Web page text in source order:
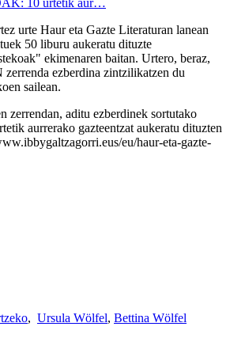
urte Haur eta Gazte Literaturan lanean
50 liburu aukeratu dituzte
ekimenaren baitan. Urtero, beraz,
ezberdina zintzilikatzen du
sailean.
zerrendan, aditu ezberdinek sortutako
aurrerako gazteentzat aukeratu dituzten
eu/haur-eta-gazte-
, Ursula Wölfel, Bettina Wölfel